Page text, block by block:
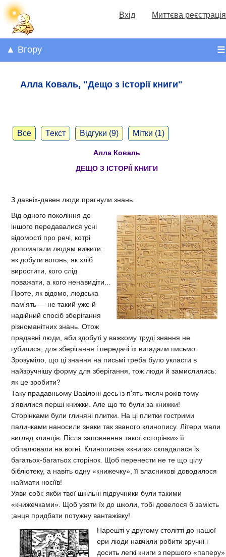
Вхід Миттєва реєстрація
☰
▲ Вгору
Алла Коваль, "Дещо з історії книги"
Все Текст Відгуки (9) Мітки (1)
Алла Коваль
ДЕЩО З ІСТОРІЇ КНИГИ
З давніх-давен люди прагнули знань.
Від одного покоління до
іншого передавалися усні
відомості про речі, котрі
допомагали людям вижити:
як добути вогонь, як хліб
виростити, кого слід
поважати, а кого ненавидіти...
Проте, як відомо, людська
пам'ять — не такий уже й
надійний спосіб зберігання
різноманітних знань. Отож
прадавні люди, аби здобуті у важкому труді знання не
губилися, для зберігання і передачі їх вигадали письмо.
Зрозуміло, що ці знання на письмі треба було укласти в
найзручнішу форму для зберігання, тож люди й замислились:
як це зробити?
Таку прадавньому Вавілоні десь із п'ять тисяч років тому
з'явилися перші книжки. Але що то були за книжки!
Сторінками були глиняні плитки. На ці плитки гострими
паличками наносили знаки так званого клинопису. Літери мали
вигляд клинців. Після заповнення такої «сторінки» її
обпалювали на вогні. Клинописна «книга» складалася із
багатьох-багатьох сторінок. Щоб перенести не те що цілу
бібліотеку, а навіть одну «книжечку», її власникові доводилося
наймати носіїв!
Уяви собі: якби твої шкільні підручники були такими
«книжечками». Щоб узяти їх до школи, тобі довелося б замість
;анця придбати потужну вантажівку!
Нарешті у другому столітті до нашої
ери люди навчили робити зручні і
досить легкі книги з першого «паперу»